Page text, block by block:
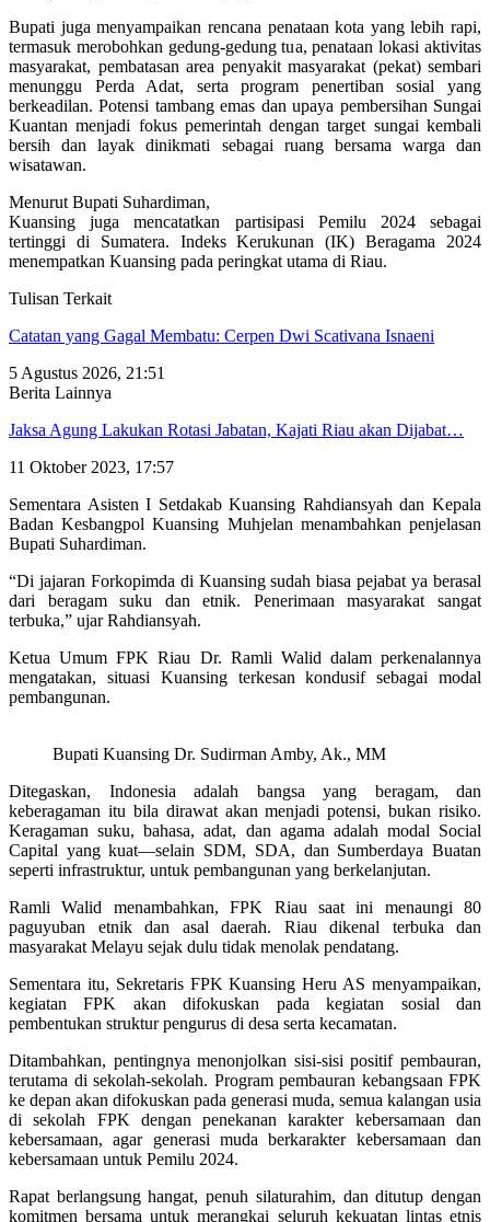
Bupati juga menyampaikan rencana penataan kota yang lebih rapi,
termasuk merobohkan gedung-gedung tua, penataan lokasi aktivitas
masyarakat, pembatasan area penyakit masyarakat (pekat) sembari
menunggu Perda Adat, serta program penertiban sosial yang
berkeadilan. Potensi tambang emas dan upaya pembersihan Sungai
Kuantan menjadi fokus pemerintah dengan target sungai kembali
bersih dan layak dinikmati sebagai ruang bersama warga dan
wisatawan.
Menurut Bupati Suhardiman,
Kuansing juga mencatatkan partisipasi Pemilu 2024 sebagai
tertinggi di Sumatera. Indeks Kerukunan (IK) Beragama 2024
menempatkan Kuansing pada peringkat utama di Riau.
Tulisan Terkait
Catatan yang Gagal Membatu: Cerpen Dwi Scativana Isnaeni
5 Agustus 2026, 21:51
Berita Lainnya
Jaksa Agung Lakukan Rotasi Jabatan, Kajati Riau akan Dijabat…
11 Oktober 2023, 17:57
Sementara Asisten I Setdakab Kuansing Rahdiansyah dan Kepala
Badan Kesbangpol Kuansing Muhjelan menambahkan penjelasan
Bupati Suhardiman.
“Di jajaran Forkopimda di Kuansing sudah biasa pejabat ya berasal
dari beragam suku dan etnik. Penerimaan masyarakat sangat
terbuka,” ujar Rahdiansyah.
Ketua Umum FPK Riau Dr. Ramli Walid dalam perkenalannya
mengatakan, situasi Kuansing terkesan kondusif sebagai modal
pembangunan.
Bupati Kuansing Dr. Sudirman Amby, Ak., MM
Ditegaskan, Indonesia adalah bangsa yang beragam, dan
keberagaman itu bila dirawat akan menjadi potensi, bukan risiko.
Keragaman suku, bahasa, adat, dan agama adalah modal Social
Capital yang kuat—selain SDM, SDA, dan Sumberdaya Buatan
seperti infrastruktur, untuk pembangunan yang berkelanjutan.
Ramli Walid menambahkan, FPK Riau saat ini menaungi 80
paguyuban etnik dan asal daerah. Riau dikenal terbuka dan
masyarakat Melayu sejak dulu tidak menolak pendatang.
Sementara itu, Sekretaris FPK Kuansing Heru AS menyampaikan,
kegiatan FPK akan difokuskan pada kegiatan sosial dan
pembentukan struktur pengurus di desa serta kecamatan.
Ditambahkan, pentingnya menonjolkan sisi-sisi positif pembauran,
terutama di sekolah-sekolah. Program pembauran kebangsaan FPK
ke depan akan difokuskan pada generasi muda, semua kalangan usia
di sekolah FPK dengan penekanan karakter kebersamaan dan
kebersamaan, agar generasi muda berkarakter kebersamaan dan
kebersamaan untuk Pemilu 2024.
Rapat berlangsung hangat, penuh silaturahim, dan ditutup dengan
komitmen bersama untuk merangkai seluruh kekuatan lintas etnis